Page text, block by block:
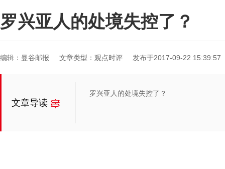
罗兴亚人的处境失控了？
编辑：曼谷邮报 文章类型：观点时评 发布于2017-09-22 15:39:57
文章导读
罗兴亚人的处境失控了？